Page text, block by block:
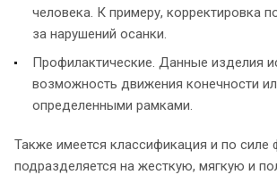
человека. К примеру, корректировка
за нарушений осанки.
Профилактические. Данные изделия
возможность движения конечности
определенными рамками.
Также имеется классификация и по силе
подразделяется на жесткую, мягкую и